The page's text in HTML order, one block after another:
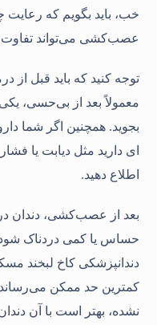
خب، باید بگویم که رعایت
عصب‌کشی می‌تواند تفاوت
توجه کنید که باید قبل از
معمولاً بعد از بی‌حسی،
بجوید. همچنین اگر شما
‌ای دارید مثل دیابت یا
اطلاع دهید.
بعد از عصب‌کشی، دندان
حساس یا کمی دردناک
دندانپزشکی کاخ لبخند
کمترین حد ممکن می‌رساند.
نشده، بهتر است با آن